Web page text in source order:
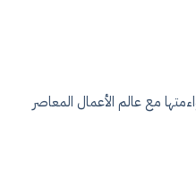
مع عالم الأعمال المعاصر